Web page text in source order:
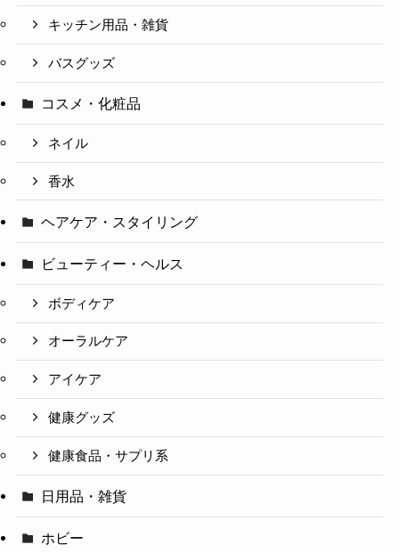
キッチン用品・雑貨
バスグッズ
コスメ・化粧品
ネイル
香水
ヘアケア・スタイリング
ビューティー・ヘルス
ボディケア
オーラルケア
アイケア
健康グッズ
健康食品・サプリ系
日用品・雑貨
ホビー